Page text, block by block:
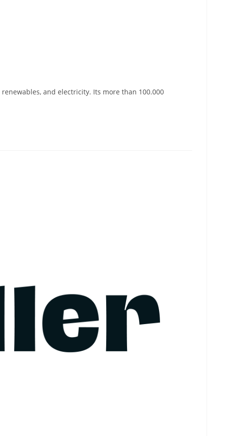
and electricity. Its more than 100.000